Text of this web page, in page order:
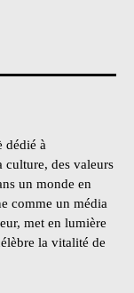
dédié à
culture, des valeurs
un monde en
comme un média
met en lumière
la vitalité de